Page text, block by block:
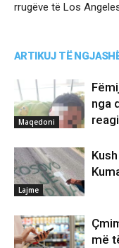
rrugëve të Los
ARTIKUJ TË
Maqedoni
nga
Lajme
më